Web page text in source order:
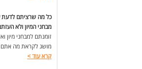
כל מה שרציתם לדעת
מבחני המיון ולא
זומנתם למבחני מיון
מושג לקראת מה
קרא עוד>